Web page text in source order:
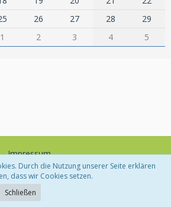
26 27 28
29
1 2 3 4 5
Impressum
Software:
Durch die Nutzung unserer Seite erklären
dass wir Cookies setzen.
Schließen